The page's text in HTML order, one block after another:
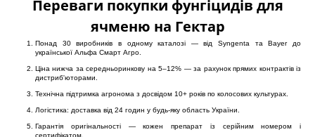
Переваги покупки фунгіцидів для
ячменю на Гектар
Понад 30 виробників в одному каталозі — від Syngenta та Bayer до
української Альфа Смарт Агро.
Ціна нижча за середньоринкову на 5–12% — за рахунок прямих контрактів із
дистриб'юторами.
Технічна підтримка агронома з досвідом 10+ років по колосових культурах.
Логістика: доставка від 24 годин у будь-яку область України.
Гарантія оригінальності — кожен препарат із серійним номером і
сертифікатом.